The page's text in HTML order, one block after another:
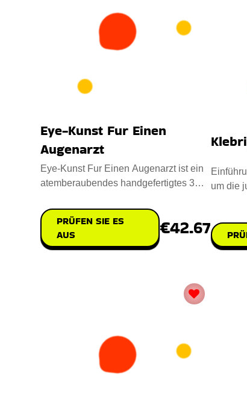
Eye-Kunst Fur Einen
Augenarzt
Eye-Kunst Fur Einen Augenarzt ist ein
atemberaubendes handgefertigtes 3D-
PRÜFEN SIE ES
AUS
€42.67
um die